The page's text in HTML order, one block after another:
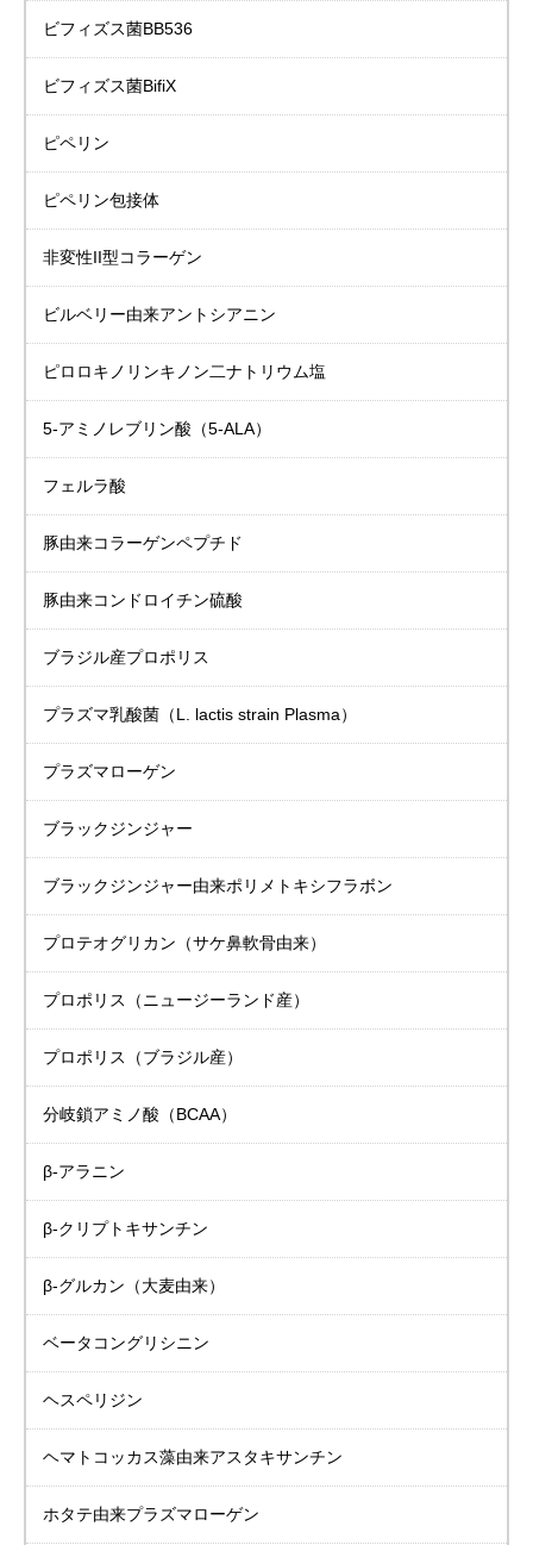
ビフィズス菌BB536
ビフィズス菌BifiX
ピペリン
ピペリン包接体
非変性II型コラーゲン
ビルベリー由来アントシアニン
ピロロキノリンキノン二ナトリウム塩
5-アミノレブリン酸 （5-ALA）
フェルラ酸
豚由来コラーゲンペプチド
豚由来コンドロイチン硫酸
ブラジル産プロポリス
プラズマ乳酸菌 （L. lactis strain Plasma）
プラズマローゲン
ブラックジンジャー
ブラックジンジャー由来ポリメトキシフラボン
プロテオグリカン （サケ鼻軟骨由来）
プロポリス （ニュージーランド産）
プロポリス （ブラジル産）
分岐鎖アミノ酸（BCAA）
β-アラニン
β-クリプトキサンチン
β-グルカン（大麦由来）
ベータコングリシニン
ヘスペリジン
ヘマトコッカス藻由来アスタキサンチン
ホタテ由来プラズマローゲン